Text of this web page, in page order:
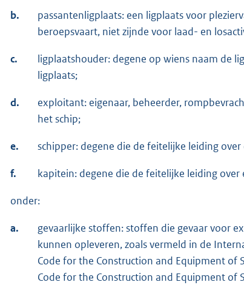
b.
passantenligplaats: een ligplaats voor
beroepsvaart, niet zijnde voor laad- en
c.
ligplaatshouder: degene op wiens naam de
ligplaats;
d.
exploitant: eigenaar, beheerder,
het schip;
e. schipper: degene die de feitelijke leiding
f. kapitein: degene die de feitelijke leiding over
onder:
a.
gevaarlijke stoffen: stoffen die gevaar voor
kunnen opleveren, zoals vermeld in de
Code for the Construction and Equipment of
Code for the Construction and Equipment of